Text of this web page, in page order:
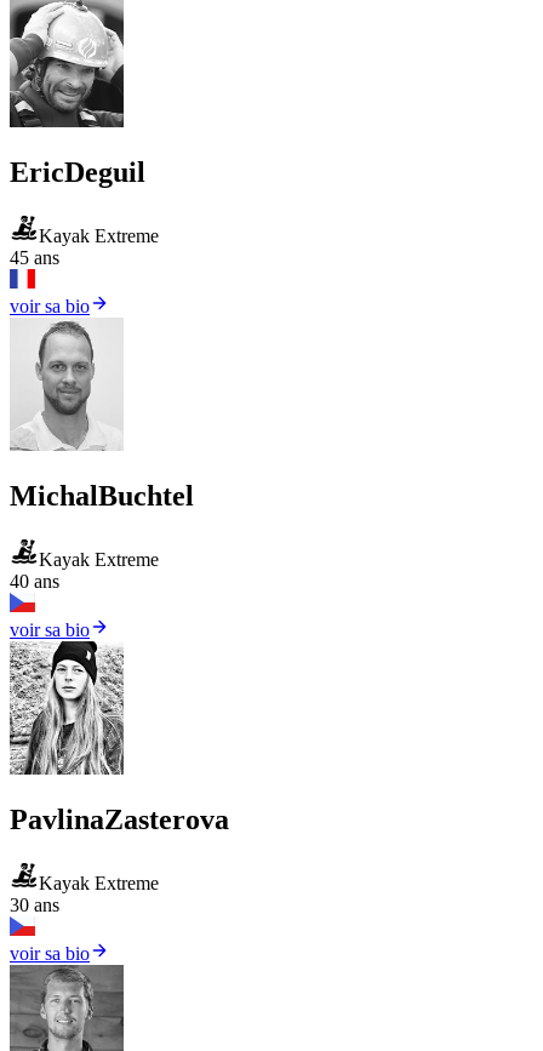
EricDeguil
Kayak Extreme
45 ans
voir sa bio
MichalBuchtel
Kayak Extreme
40 ans
voir sa bio
PavlinaZasterova
Kayak Extreme
30 ans
voir sa bio